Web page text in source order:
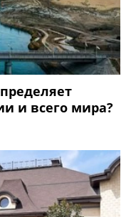
и всего мира?